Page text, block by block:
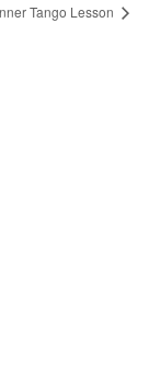
Tango Lesson